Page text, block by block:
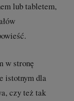
lub tabletem,
w stronę
istotnym dla
czy też tak